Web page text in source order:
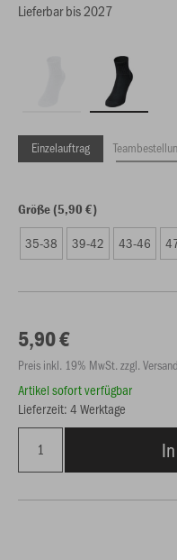
Lieferbar bis 2027
Einzelauftrag
Größe (5,90 €)
35-38 39-42 43-46
5,90 €
Preis inkl. 19% MwSt. zzgl. Versand
Artikel sofort verfügbar
Lieferzeit: 4 Werktage